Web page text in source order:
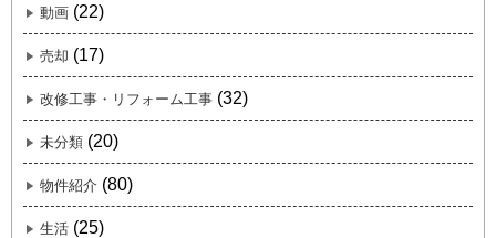
動画 (22)
売却 (17)
改修工事・リフォーム工事 (32)
未分類 (20)
物件紹介 (80)
生活 (25)